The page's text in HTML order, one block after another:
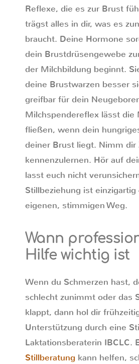
Reflexe, die es zur Brust
trägst alles in dir, was es
braucht. Deine Hormone
dein Brustdrüsengewebe
der Milchbildung beginnt.
deine Brustwarzen besser
greifbar für dein
Milchspendereflex lässt die
fließen, wenn dein
deiner Brust liegt. Nimm dir
kennenzulernen. Hör auf
lasst euch nicht
Stillbeziehung ist
eigenen, stimmigen Weg.
Wann
Hilfe wichtig ist
Wenn du Schmerzen hast,
schlecht zunimmt oder das
klappt, dann hol dir
Unterstützung durch eine
Laktationsberaterin IBCLC.
Stillberatung kann helfen,